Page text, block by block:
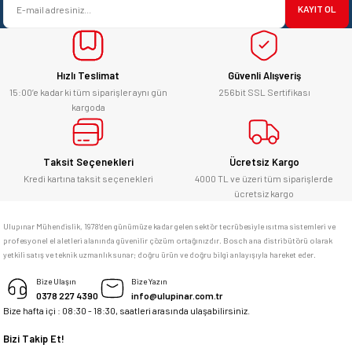
Ürün fiyatı diğer sitelerden daha pahalı.
Bu ürüne benzer farklı alternatifler olmalı.
başarılı. hayırlı işler. teşekkürler.
yücel çağatay uzun | 12/06/2026
Kesinlikle orjinal ürün, güvenerek
alabilirsiniz.
E... Ü... | 10/06/2026
Bosch marka alet alacaksam kesinlikle
adresim Ulupınar.com.tr
memnun kaldım
Deneyimini Paylaş
KAYIT OL
Hızlı Teslimat
15:00’e kadar ki tüm siparişler aynı gün
kargoda
Güvenli Alışveriş
256bit SSL Sertifikası
Taksit Seçenekleri
Kredi kartına taksit seçenekleri
Ücretsiz Kargo
4000 TL ve üzeri tüm siparişlerde
ücretsiz kargo
Ulupınar Mühendislik, 1978'den günümüze kadar gelen sektör tecrübesiyle ısıtma sistemleri ve
profesyonel el aletleri alanında güvenilir çözüm ortağınızdır. Bosch ana distribütörü olarak
yetkili satış ve teknik uzmanlık sunar; doğru ürün ve doğru bilgi anlayışıyla hareket eder.
Bize Ulaşın
0378 227 4390
Bize Yazın
info@ulupinar.com.tr
Bize hafta içi : 08:30 - 18:30, saatleri arasında ulaşabilirsiniz.
Bizi Takip Et!